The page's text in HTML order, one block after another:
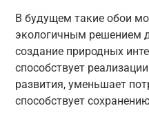
В будущем такие обои
экологичным решением
создание природных
способствует
развития, уменьшает
способствует